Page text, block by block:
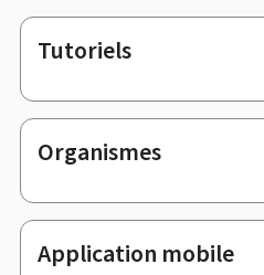
Tutoriels
Organismes
Application mobile